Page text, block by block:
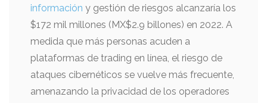
información y gestión de riesgos alcanzaría los
$172 mil millones (MX$2.9 billones) en 2022. A
medida que más personas acuden a
plataformas de trading en línea, el riesgo de
ataques cibernéticos se vuelve más frecuente,
amenazando la privacidad de los operadores